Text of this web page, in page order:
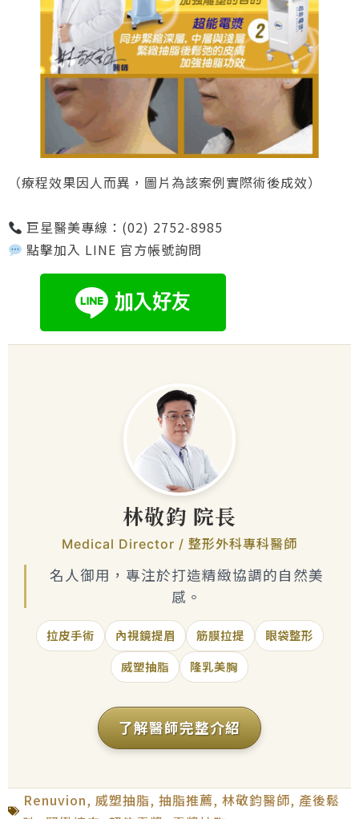
（療程效果因人而異，圖片為該案例實際術後成效）
巨星醫美專線：(02) 2752-8985
點擊加入 LINE 官方帳號詢問
林敬鈞 院長
Medical Director / 整形外科專科醫師
名人御用，專注於打造精緻協調的自然美
感。
拉皮手術 內視鏡提眉 筋膜拉提 眼袋整形
威塑抽脂 隆乳美胸
了解醫師完整介紹
Renuvion, 威塑抽脂, 抽脂推薦, 林敬鈞醫師, 產後鬆